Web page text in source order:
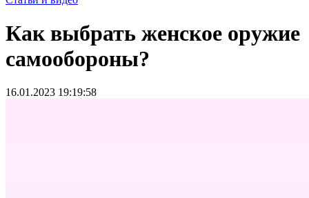
Как выбрать женское оружие
самообороны?
16.01.2023 19:19:58